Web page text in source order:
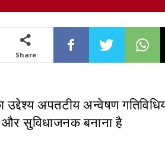
Share
उद्देश्य अपतटीय अन्वेषण
सुविधाजनक बनाना है